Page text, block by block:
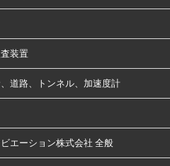
装置
道路、トンネル、加速度計
エーション株式会社 全般